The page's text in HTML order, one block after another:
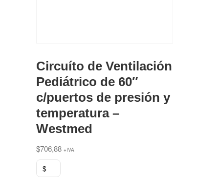
Circuíto de Ventilación
Pediátrico de 60″
c/puertos de presión y
temperatura –
Westmed
$706,88 +IVA
$